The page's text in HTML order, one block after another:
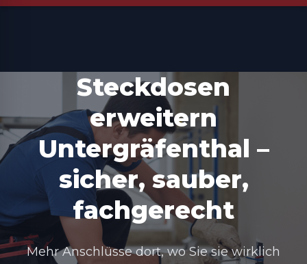
Steckdosen
erweitern
Untergräfenthal –
sicher, sauber,
fachgerecht
Mehr Anschlüsse dort, wo Sie sie wirklich